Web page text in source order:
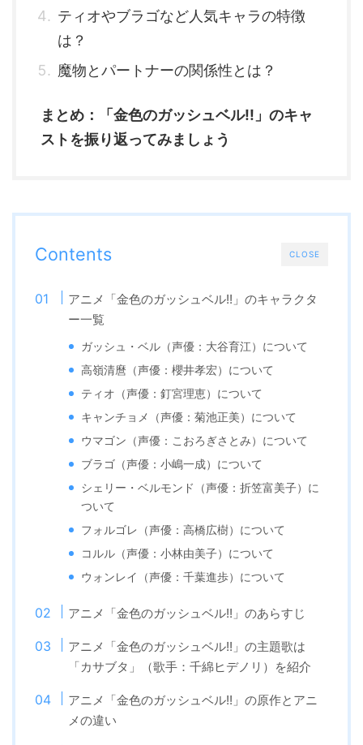
ティオやブラゴなど人気キャラの特徴
は？
魔物とパートナーの関係性とは？
まとめ：「金色のガッシュベル!!」のキャ
ストを振り返ってみましょう
CLOSE
Contents
アニメ「金色のガッシュベル!!」のキャラクタ
ー一覧
ガッシュ・ベル（声優：大谷育江）について
高嶺清麿（声優：櫻井孝宏）について
ティオ（声優：釘宮理恵）について
キャンチョメ（声優：菊池正美）について
ウマゴン（声優：こおろぎさとみ）について
ブラゴ（声優：小嶋一成）について
シェリー・ベルモンド（声優：折笠富美子）に
ついて
フォルゴレ（声優：高橋広樹）について
コルル（声優：小林由美子）について
ウォンレイ（声優：千葉進歩）について
アニメ「金色のガッシュベル!!」のあらすじ
アニメ「金色のガッシュベル!!」の主題歌は
「カサブタ」（歌手：千綿ヒデノリ）を紹介
アニメ「金色のガッシュベル!!」の原作とアニ
メの違い